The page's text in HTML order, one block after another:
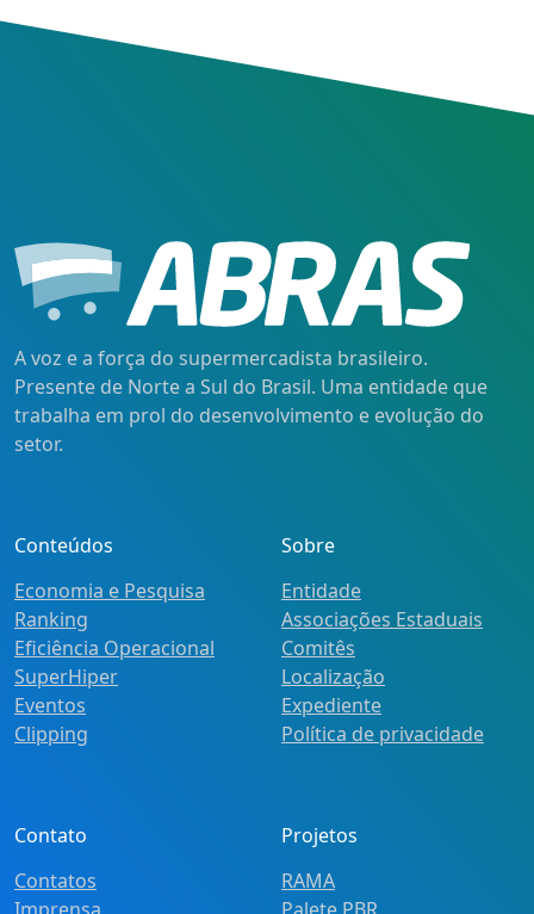
A voz e a força do supermercadista brasileiro.
Presente de Norte a Sul do Brasil. Uma entidade que
trabalha em prol do desenvolvimento e evolução do
setor.
Conteúdos
Economia e Pesquisa
Ranking
Eficiência Operacional
SuperHiper
Eventos
Clipping
Sobre
Entidade
Associações Estaduais
Comitês
Localização
Expediente
Política de privacidade
Contato
Contatos
Projetos
RAMA